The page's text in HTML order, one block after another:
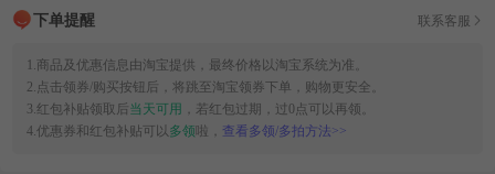
下单提醒 联系客服
1.商品及优惠信息由淘宝提供，最终价格以淘宝系统为准。
2.点击领券/购买按钮后，将跳至淘宝领券下单，购物更安全。
3.红包补贴领取后 当天可用 ，若红包过期，过0点可以再领。
4.优惠券和红包补贴可以多领 啦， 查看多领/多拍方法>>